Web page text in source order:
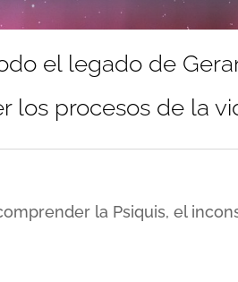
el legado de
los procesos de la
la Psiquis, el